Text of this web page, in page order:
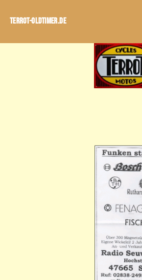
Terrot-Oldtimer.de